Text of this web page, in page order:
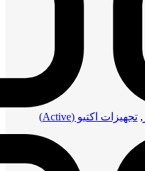
, تجهیزات اکتیو (Active)